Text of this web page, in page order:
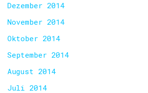
Dezember 2014
November 2014
Oktober 2014
September 2014
August 2014
Juli 2014